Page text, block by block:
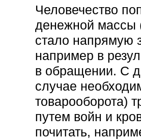
Человечество
денежной массы
стало напрямую
например в
в обращении. С
случае
товарооборота)
путем войн и
почитать,